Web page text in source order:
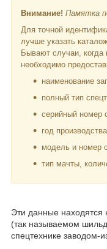
Внимание! Памятка
Для точной
лучше указать
Бывают случаи, когда
необходимо
наименование
полный тип
серийный номер
год
модель и номер
тип мачты,
Эти данные находятся
(так называемом
спецтехнике заводом-